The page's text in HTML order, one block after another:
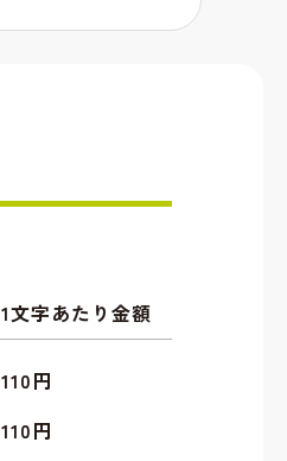
1文字あたり金額
110円
110円